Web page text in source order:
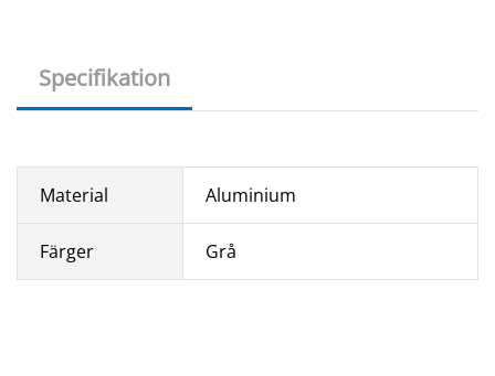
Specifikation
Material Aluminium
Färger Grå